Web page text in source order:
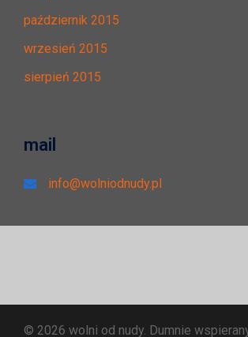
październik 2015
wrzesień 2015
sierpień 2015
mail
info@wolniodnudy.pl
© 2026 wolni od nudy. Dumnie